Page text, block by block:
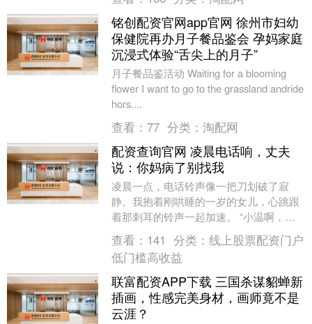
铭创配资官网app官网 徐州市妇幼
保健院再办月子餐品鉴会 孕妈家庭
沉浸式体验“舌尖上的月子”
月子餐品鉴活动 Waiting for a blooming
flower I want to go to the grassland andride
hors....
查看： 77 分类： 淘配网
配资查询官网 凌晨电话响，丈夫
说：你妈病了别找我
凌晨一点，电话铃声像一把刀划破了寂
静。我抱着刚哄睡的一岁的女儿，心跳跟
着那刺耳的铃声一起加速。 “小温啊，你
妈突然胸闷，昏过去了！小磊是不是到家
了？快让他开车送....
查看： 141 分类： 线上股票配资门户
低门槛高收益
联富配资APP下载 三国杀谋貂蝉新
插画，性感完美身材，画师竟不是
云涯？